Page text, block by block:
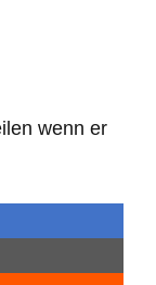
wenn er